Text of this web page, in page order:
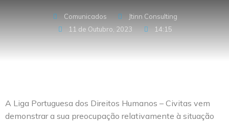
Comunicados
Jtinn Consulting
11 de Outubro, 2023
14:15
A Liga Portuguesa dos Direitos Humanos – Civitas vem
demonstrar a sua preocupação relativamente à situação